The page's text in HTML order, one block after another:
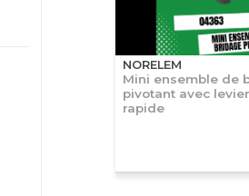
NORELEM
Mini ensemble de
pivotant avec
rapide